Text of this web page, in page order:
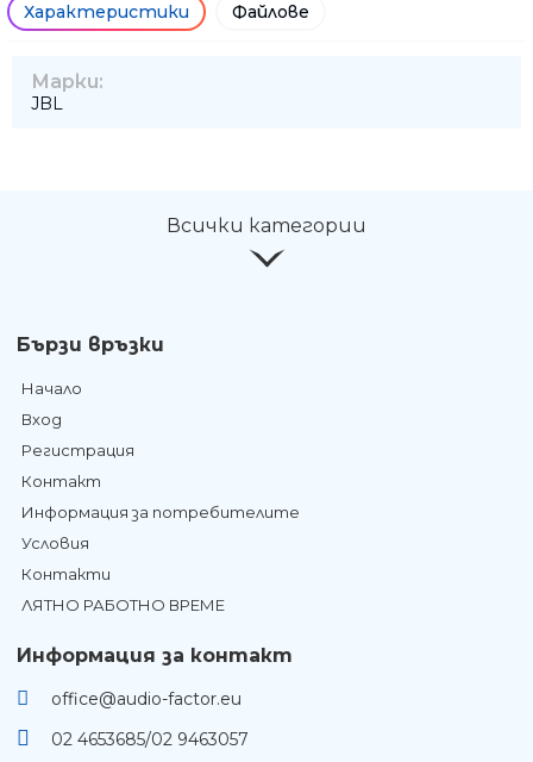
Характеристики Файлове
Марки:
JBL
Всички категории
Бързи връзки
Начало
Вход
Регистрация
Контакт
Информация за потребителите
Условия
Контакти
ЛЯТНО РАБОТНО ВРЕМЕ
Информация за контакт
office@audio-factor.eu
02 4653685/02 9463057